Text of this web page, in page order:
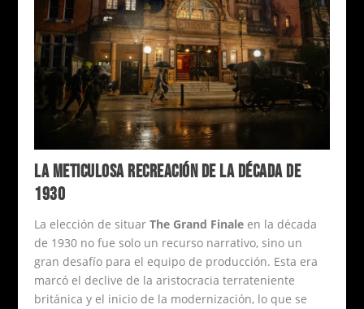
LA METICULOSA RECREACIÓN DE LA DÉCADA DE
1930
La elección de situarThe Grand Finale en la década
de 1930 no fue solo un recurso narrativo, sino un
gran desafío para el equipo de producción. Esta era
marcó el declive de la aristocracia terrateniente
británica y el inicio de la modernización, lo que se